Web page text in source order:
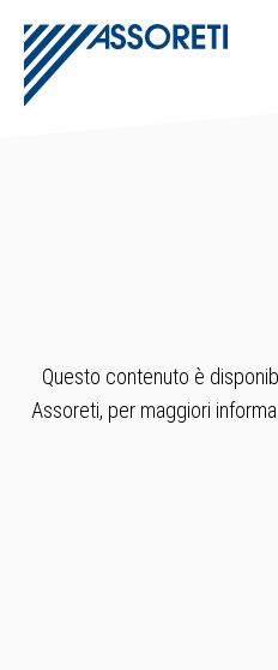
Questo contenuto è
Assoreti, per maggiori